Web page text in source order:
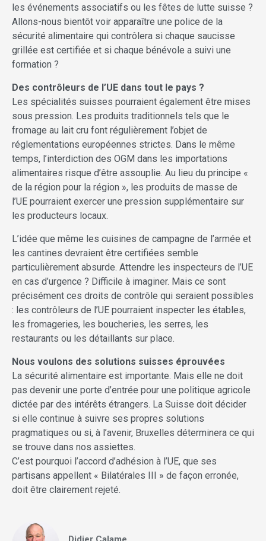
les événements associatifs ou les fêtes de lutte suisse ?
Allons-nous bientôt voir apparaître une police de la
sécurité alimentaire qui contrôlera si chaque saucisse
grillée est certifiée et si chaque bénévole a suivi une
formation ?
Des contrôleurs de l’UE dans tout le pays ?
Les spécialités suisses pourraient également être mises
sous pression. Les produits traditionnels tels que le
fromage au lait cru font régulièrement l’objet de
réglementations européennes strictes. Dans le même
temps, l’interdiction des OGM dans les importations
alimentaires risque d’être assouplie. Au lieu du principe «
de la région pour la région », les produits de masse de
l’UE pourraient exercer une pression supplémentaire sur
les producteurs locaux.
L’idée que même les cuisines de campagne de l’armée et
les cantines devraient être certifiées semble
particulièrement absurde. Attendre les inspecteurs de l’UE
en cas d’urgence ? Difficile à imaginer. Mais ce sont
précisément ces droits de contrôle qui seraient possibles
: les contrôleurs de l’UE pourraient inspecter les étables,
les fromageries, les boucheries, les serres, les
restaurants ou les détaillants sur place.
Nous voulons des solutions suisses éprouvées
La sécurité alimentaire est importante. Mais elle ne doit
pas devenir une porte d’entrée pour une politique agricole
dictée par des intérêts étrangers. La Suisse doit décider
si elle continue à suivre ses propres solutions
pragmatiques ou si, à l’avenir, Bruxelles déterminera ce qui
se trouve dans nos assiettes.
C’est pourquoi l’accord d’adhésion à l’UE, que ses
partisans appellent « Bilatérales III » de façon erronée,
doit être clairement rejeté.